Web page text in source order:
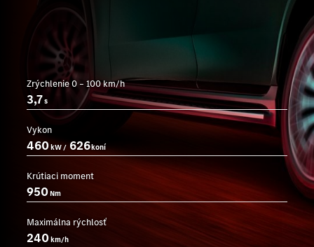
Zrýchlenie 0 – 100 km/h
3,7s
Vykon
460kW /626koní
Krútiaci moment
950Nm
Maximálna rýchlosť
240km/h